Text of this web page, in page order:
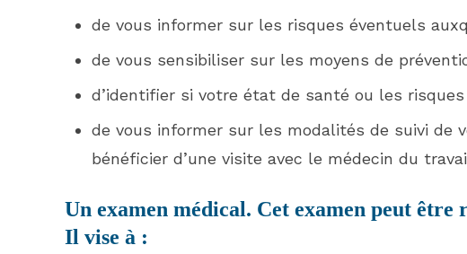
de vous informer sur les risques éventuels
de vous sensibiliser sur les moyens de
d’identifier si votre état de santé ou les
de vous informer sur les modalités de suivi
bénéficier d’une visite avec le médecin du
Un examen médical. Cet examen peut
Il vise à :